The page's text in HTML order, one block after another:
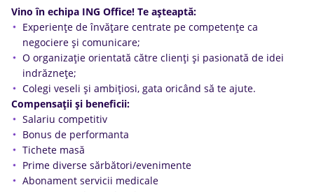
Vino în echipa ING Office! Te aşteaptă:
Experienţe de învăţare centrate pe competenţe ca
negociere şi comunicare;
O organizaţie orientată către clienţi şi pasionată de idei
indrăzneţe;
Colegi veseli şi ambiţiosi, gata oricând să te ajute.
Compensații și beneficii:
Salariu competitiv
Bonus de performanta
Tichete masă
Prime diverse sărbători/evenimente
Abonament servicii medicale